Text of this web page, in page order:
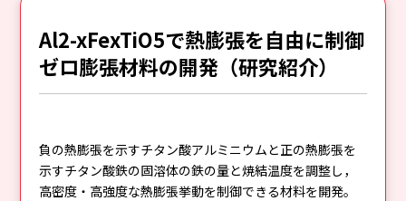
Al2-xFexTiO5で熱膨張を自由に制御
ゼロ膨張材料の開発（研究紹介）
負の熱膨張を示すチタン酸アルミニウムと正の熱膨張を
示すチタン酸鉄の固溶体の鉄の量と焼結温度を調整し，
高密度・高強度な熱膨張挙動を制御できる材料を開発。